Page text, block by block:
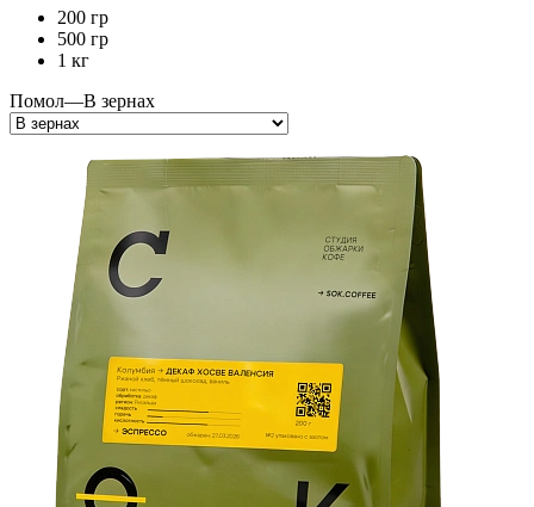
200 гр
500 гр
1 кг
Помол—В зернах